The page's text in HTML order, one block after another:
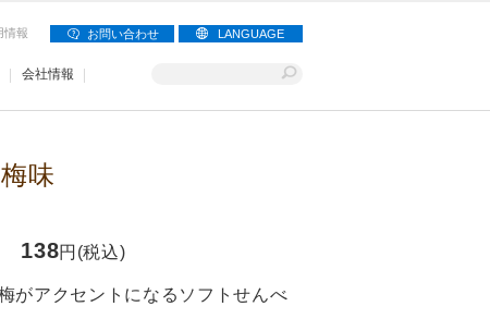
情報 お問い合わせ LANGUAGE
会社情報
味
138円(税込)
がアクセントになるソフトせんべ